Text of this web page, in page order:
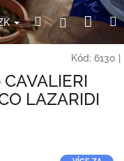
HledatPřihlášení
Kód: 6130
LAZARIDI